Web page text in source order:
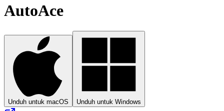
AutoAce
Unduh untuk macOS Unduh untuk Windows